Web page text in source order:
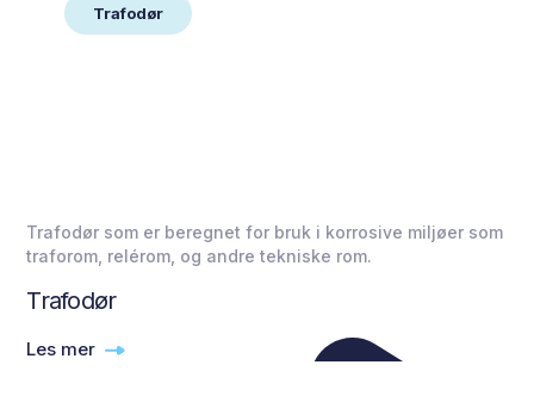
Trafodør
Trafodør som er beregnet for bruk i korrosive miljøer som
traforom, relérom, og andre tekniske rom.
Trafodør
Les mer